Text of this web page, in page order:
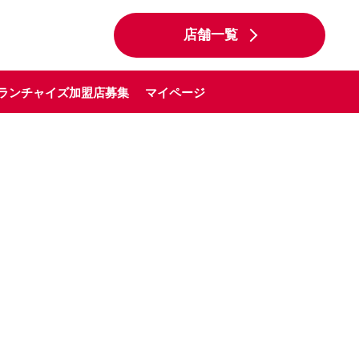
店舗一覧
ンチャイズ加盟店募集 マイページ